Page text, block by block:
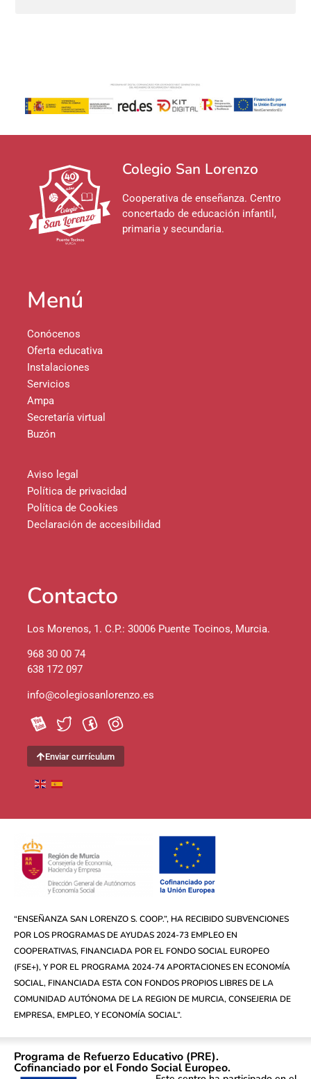
Colegio San Lorenzo
Cooperativa de enseñanza. Centro
concertado de educación infantil,
primaria y secundaria.
Menú
Conócenos
Oferta educativa
Instalaciones
Servicios
Ampa
Secretaría virtual
Buzón
Aviso legal
Política de privacidad
Política de Cookies
Declaración de accesibilidad
Contacto
Los Morenos, 1. C.P.: 30006 Puente Tocinos, Murcia.
968 30 00 74
638 172 097
info@colegiosanlorenzo.es
Enviar currículum
“ENSEÑANZA SAN LORENZO S. COOP.”, HA RECIBIDO SUBVENCIONES
POR LOS PROGRAMAS DE AYUDAS 2024-73 EMPLEO EN
COOPERATIVAS, FINANCIADA POR EL FONDO SOCIAL EUROPEO
(FSE+), Y POR EL PROGRAMA 2024-74 APORTACIONES EN ECONOMÍA
SOCIAL, FINANCIADA ESTA CON FONDOS PROPIOS LIBRES DE LA
COMUNIDAD AUTÓNOMA DE LA REGION DE MURCIA, CONSEJERIA DE
EMPRESA, EMPLEO, Y ECONOMÍA SOCIAL”.
Programa de Refuerzo Educativo (PRE).
Cofinanciado por el Fondo Social Europeo.